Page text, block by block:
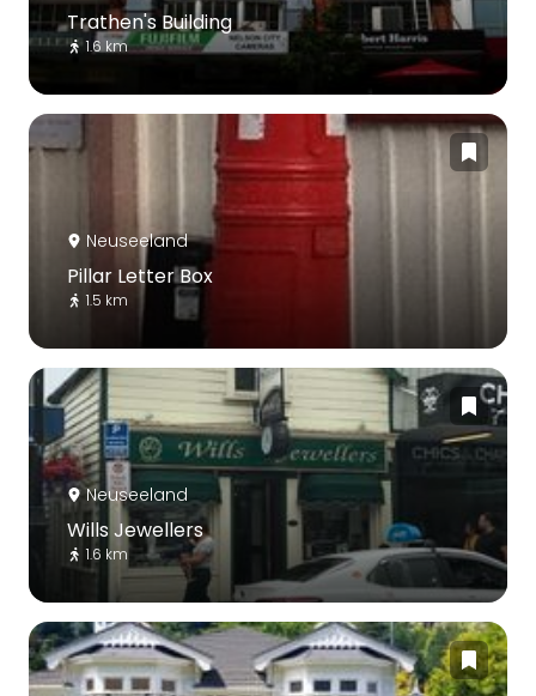
Trathen's Building
1.6 km
Neuseeland
Pillar Letter Box
1.5 km
Neuseeland
Wills Jewellers
1.6 km